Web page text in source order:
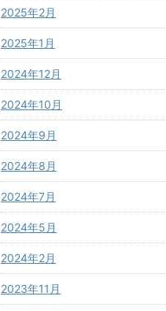
2025年2月
2025年1月
2024年12月
2024年10月
2024年9月
2024年8月
2024年7月
2024年5月
2024年2月
2023年11月